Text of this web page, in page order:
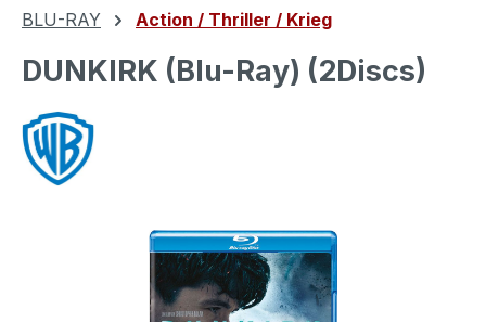
BLU-RAY Action / Thriller / Krieg
DUNKIRK (Blu-Ray) (2Discs)
Bildergalerie überspringen